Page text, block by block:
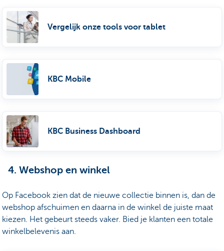
Vergelijk onze tools voor tablet
KBC Mobile
KBC Business Dashboard
4. Webshop en winkel
Op Facebook zien dat de nieuwe collectie binnen is, dan de
webshop afschuimen en daarna in de winkel de juiste maat
kiezen. Het gebeurt steeds vaker. Bied je klanten een totale
winkelbelevenis aan.